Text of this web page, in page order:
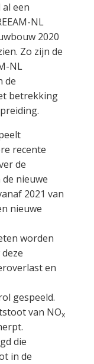
een
NL
2020
Zo zijn de
NL
de
betrekking
recente
de
nieuwe
2021 van
nieuwe
worden
en
gespeeld.
van NOx
die
in de